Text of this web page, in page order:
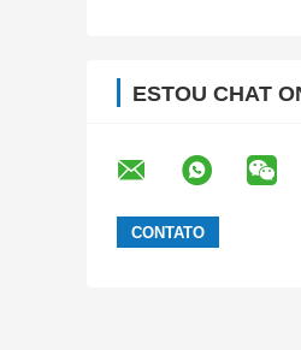
ESTOU CHAT